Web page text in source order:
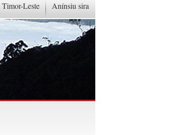
Timor-Leste Anínsiu sira